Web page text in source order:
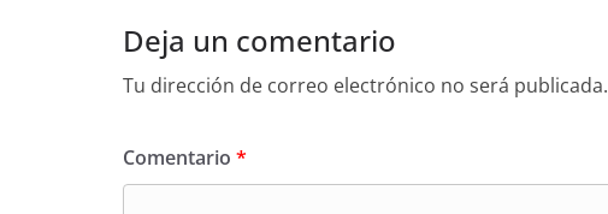
Deja un comentario
Tu dirección de correo electrónico no será publicada.
Comentario *